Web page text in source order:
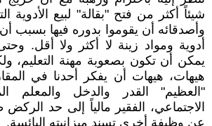
شيئاً أكثر من فتح "بقالة" لبيع الأدوية
وأصدقائه أن يقوموا بدوره فيها بسبب
أدوية ومواد زينة لا أكثر ولا أقل.
يمكن أن تكون بصعوبة مهنة التعليم،
هيهات، هيهات أن يفكر أحدنا في
"العظيم" القدر والدخل والمعلم
الاجتماعي، الفقير مالياً إلى حد الركض
عن وظيفة أخرى تسند ميزانيته البائسة.